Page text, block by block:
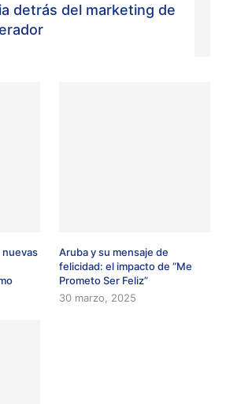
detrás del marketing de
Aruba y su mensaje de
felicidad: el impacto de “Me
Prometo Ser Feliz”
30 marzo, 2025